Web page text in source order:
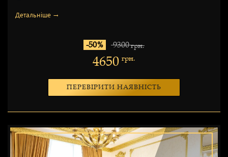
Детальніше →
-50% 9300грн.
4650 грн.
ПЕРЕВІРИТИ НАЯВНІСТЬ